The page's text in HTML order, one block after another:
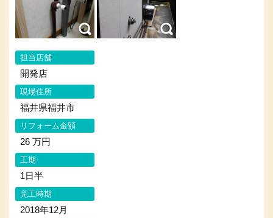
担当店舗
開発店
現場住所
福井県福井市
リフォーム金額
26 万円
工期
1日半
完工時期
2018年12月